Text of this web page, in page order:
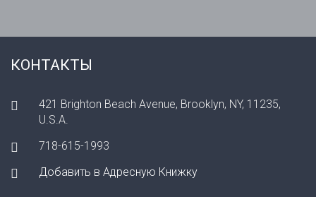
КОНТАКТЫ
421 Brighton Beach Avenue, Brooklyn, NY, 11235,
U.S.A.
718-615-1993
Добавить в Адресную Книжку